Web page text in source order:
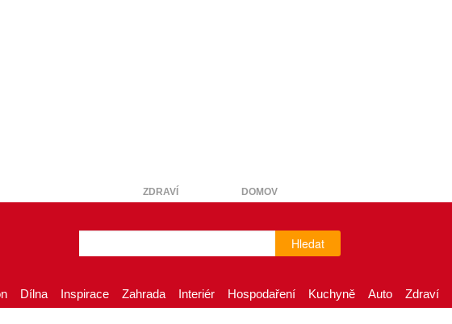
ZDRAVÍ DOMOV
Hledat
Dílna Inspirace Zahrada Interiér Hospodaření Kuchyně Auto Zdraví